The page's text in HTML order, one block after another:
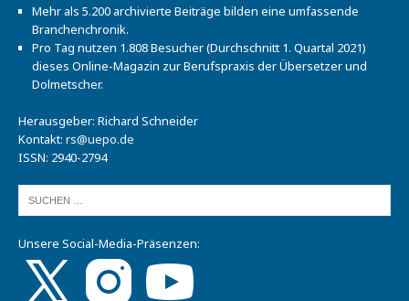
Mehr als 5.200 archivierte Beiträge bilden eine umfassende
Branchenchronik.
Pro Tag nutzen 1.808 Besucher (Durchschnitt 1. Quartal 2021)
dieses Online-Magazin zur Berufspraxis der Übersetzer und
Dolmetscher.
Herausgeber: Richard Schneider
Kontakt: rs@uepo.de
ISSN: 2940-2794
Unsere Social-Media-Präsenzen: